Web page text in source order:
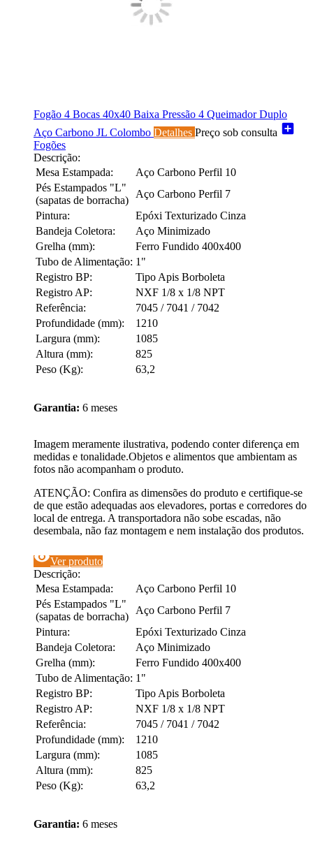
Fogão 4 Bocas 40x40 Baixa Pressão 4 Queimador Duplo
Aço Carbono JL Colombo Detalhes Preço sob consulta add_box
Fogões
Descrição:
Mesa Estampada:
Aço Carbono Perfil 10
Pés Estampados "L"
(sapatas de borracha)
Aço Carbono Perfil 7
Pintura:
Epóxi Texturizado Cinza
Bandeja Coletora:
Aço Minimizado
Grelha (mm):
Ferro Fundido 400x400
Tubo de Alimentação: 1"
Registro BP:
Tipo Apis Borboleta
Registro AP:
NXF 1/8 x 1/8 NPT
Referência:
7045 / 7041 / 7042
Profundidade (mm):
1210
Largura (mm):
1085
Altura (mm):
825
Peso (Kg):
63,2
Garantia: 6 meses
Imagem meramente ilustrativa, podendo conter diferença em
medidas e tonalidade.Objetos e alimentos que ambientam as
fotos não acompanham o produto.
ATENÇÃO: Confira as dimensões do produto e certifique-se
de que estão adequadas aos elevadores, portas e corredores do
local de entrega. A transportadora não sobe escadas, não
desembala, não faz montagem e nem instalação dos produtos.
visibilityVer produto
Descrição:
Mesa Estampada:
Aço Carbono Perfil 10
Pés Estampados "L"
(sapatas de borracha)
Aço Carbono Perfil 7
Pintura:
Epóxi Texturizado Cinza
Bandeja Coletora:
Aço Minimizado
Grelha (mm):
Ferro Fundido 400x400
Tubo de Alimentação: 1"
Registro BP:
Tipo Apis Borboleta
Registro AP:
NXF 1/8 x 1/8 NPT
Referência:
7045 / 7041 / 7042
Profundidade (mm):
1210
Largura (mm):
1085
Altura (mm):
825
Peso (Kg):
63,2
Garantia: 6 meses